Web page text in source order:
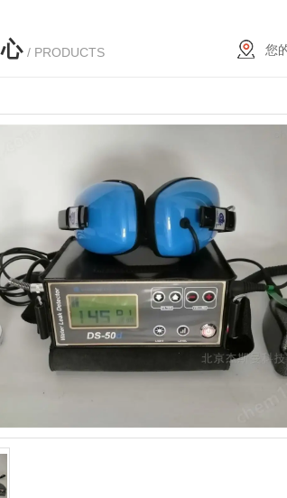
/ PRODUCTS 您